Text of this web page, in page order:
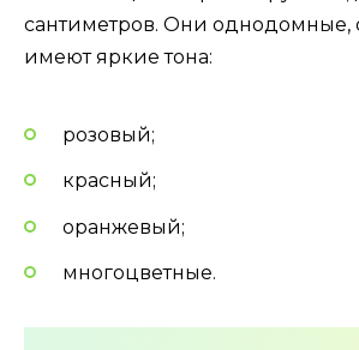
сантиметров. Они однодомные,
имеют яркие тона:
розовый;
красный;
оранжевый;
многоцветные.